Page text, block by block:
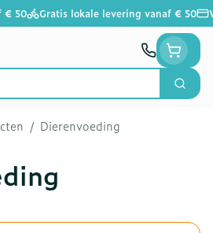
€ 50 Gratis lokale levering vanaf € 50
Zoek
/ Dierenvoeding